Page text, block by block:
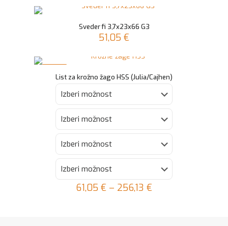
Sveder fi 3,7x23x66 G3
51,05 €
List za krožno žago HSS (Julia/Cajhen)
61,05 € – 256,13 €